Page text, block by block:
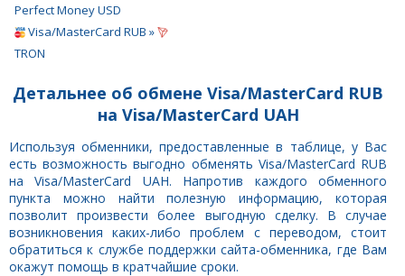
Perfect Money USD
Visa/MasterCard RUB »
TRON
Детальнее об обмене Visa/MasterCard RUB
на Visa/MasterCard UAH
Используя обменники, предоставленные в таблице, у Вас
есть возможность выгодно обменять Visa/MasterCard RUB
на Visa/MasterCard UAH. Напротив каждого обменного
пункта можно найти полезную информацию, которая
позволит произвести более выгодную сделку. В случае
возникновения каких-либо проблем с переводом, стоит
обратиться к службе поддержки сайта-обменника, где Вам
окажут помощь в кратчайшие сроки.